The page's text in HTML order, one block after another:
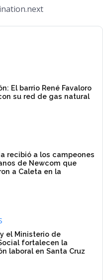
El barrio René Favaloro
su red de gas natural
recibió a los campeones
de Newcom que
a Caleta en la
el Ministerio de
fortalecen la
laboral en Santa Cruz